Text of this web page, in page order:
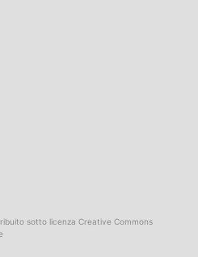
sotto licenza Creative Commons